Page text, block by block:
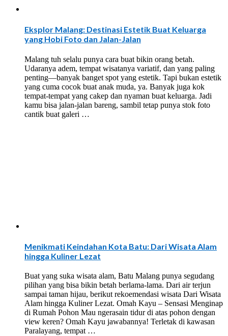
Eksplor Malang: Destinasi Estetik Buat Keluarga
yang Hobi Foto dan Jalan-Jalan
Malang tuh selalu punya cara buat bikin orang betah.
Udaranya adem, tempat wisatanya variatif, dan yang paling
penting—banyak banget spot yang estetik. Tapi bukan estetik
yang cuma cocok buat anak muda, ya. Banyak juga kok
tempat-tempat yang cakep dan nyaman buat keluarga. Jadi
kamu bisa jalan-jalan bareng, sambil tetap punya stok foto
cantik buat galeri …
Menikmati Keindahan Kota Batu: Dari Wisata Alam
hingga Kuliner Lezat
Buat yang suka wisata alam, Batu Malang punya segudang
pilihan yang bisa bikin betah berlama-lama. Dari air terjun
sampai taman hijau, berikut rekoemendasi wisata Dari Wisata
Alam hingga Kuliner Lezat. Omah Kayu – Sensasi Menginap
di Rumah Pohon Mau ngerasain tidur di atas pohon dengan
view keren? Omah Kayu jawabannya! Terletak di kawasan
Paralayang, tempat …